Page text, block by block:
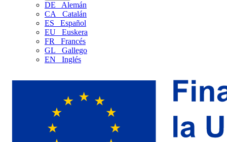
DE
Alemán
CA
Catalán
ES
Español
EU
Euskera
FR
Francés
GL
Gallego
EN
Inglés